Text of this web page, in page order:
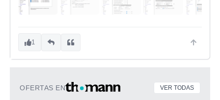
1
OFERTAS EN VER TODAS